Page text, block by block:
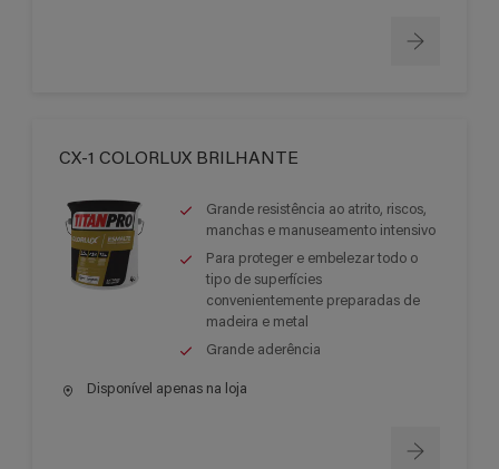
CX-1 COLORLUX BRILHANTE
Grande resistência ao atrito, riscos,
manchas e manuseamento intensivo
Para proteger e embelezar todo o
tipo de superfícies
convenientemente preparadas de
madeira e metal
Grande aderência
Disponível apenas na loja